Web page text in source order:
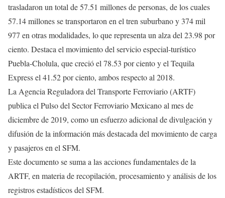
trasladaron un total de 57.51 millones de personas, de los cuales
57.14 millones se transportaron en el tren suburbano y 374 mil
977 en otras modalidades, lo que representa un alza del 23.98 por
ciento. Destaca el movimiento del servicio especial-turístico
Puebla-Cholula, que creció el 78.53 por ciento y el Tequila
Express el 41.52 por ciento, ambos respecto al 2018.
La Agencia Reguladora del Transporte Ferroviario (ARTF)
publica el Pulso del Sector Ferroviario Mexicano al mes de
diciembre de 2019, como un esfuerzo adicional de divulgación y
difusión de la información más destacada del movimiento de carga
y pasajeros en el SFM.
Este documento se suma a las acciones fundamentales de la
ARTF, en materia de recopilación, procesamiento y análisis de los
registros estadísticos del SFM.